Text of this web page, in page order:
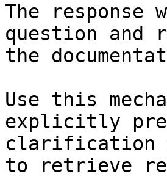
The
question and
the
Use this
explicitly
clarification